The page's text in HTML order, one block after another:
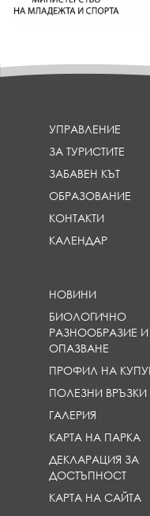
УПРАВЛЕНИЕ
ЗА ТУРИСТИТЕ
ЗАБАВЕН КЪТ
ОБРАЗОВАНИЕ
КОНТАКТИ
КАЛЕНДАР
НОВИНИ
БИОЛОГИЧНО
РАЗНООБРАЗИЕ И
ОПАЗВАНЕ
ПРОФИЛ НА
ПОЛЕЗНИ ВРЪЗКИ
ГАЛЕРИЯ
КАРТА НА ПАРКА
ДЕКЛАРАЦИЯ ЗА
ДОСТЪПНОСТ
КАРТА НА САЙТА